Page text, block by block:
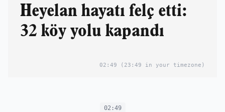
Heyelan hayatı felç etti:
32 köy yolu kapandı
02:49 (23:49 in your timezone)
02:49